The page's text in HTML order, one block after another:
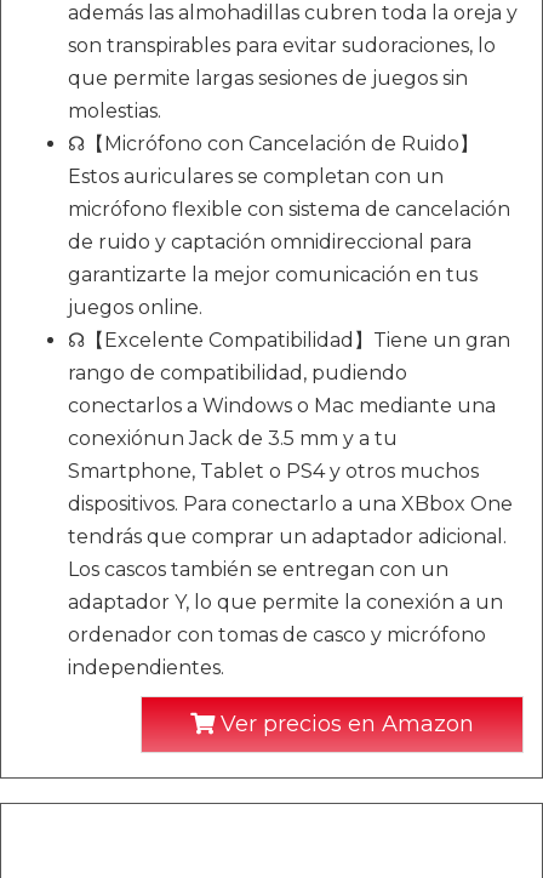
además las almohadillas cubren toda la oreja y
son transpirables para evitar sudoraciones, lo
que permite largas sesiones de juegos sin
molestias.
☊【Micrófono con Cancelación de Ruido】
Estos auriculares se completan con un
micrófono flexible con sistema de cancelación
de ruido y captación omnidireccional para
garantizarte la mejor comunicación en tus
juegos online.
☊【Excelente Compatibilidad】Tiene un gran
rango de compatibilidad, pudiendo
conectarlos a Windows o Mac mediante una
conexiónun Jack de 3.5 mm y a tu
Smartphone, Tablet o PS4 y otros muchos
dispositivos. Para conectarlo a una XBbox One
tendrás que comprar un adaptador adicional.
Los cascos también se entregan con un
adaptador Y, lo que permite la conexión a un
ordenador con tomas de casco y micrófono
independientes.
Ver precios en Amazon